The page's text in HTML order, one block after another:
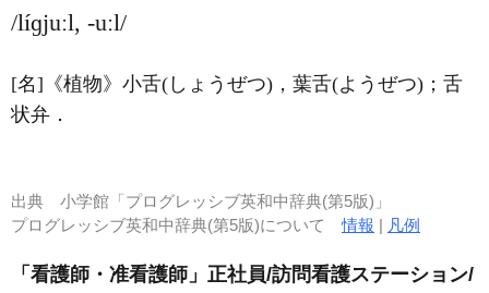
/líɡjuːl, -uːl/
[名] 《植物》 小舌(しょうぜつ) ，葉舌(ようぜつ) ；舌
状弁 ．
出典 小学館「プログレッシブ英和中辞典(第5版)」
プログレッシブ英和中辞典(第5版)について情報 | 凡例
「看護師・准看護師」正社員/訪問看護ステーション/